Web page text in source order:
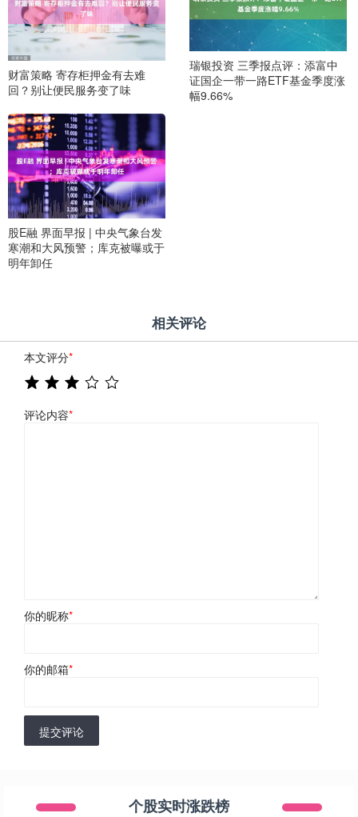
财富策略 寄存柜押金有去难
回？别让便民服务变了味
瑞银投资 三季报点评：添富中
证国企一带一路ETF基金季度涨
幅9.66%
股E融 界面早报 | 中央气象台发
寒潮和大风预警；库克被曝或于
明年卸任
相关评论
本文评分*
评论内容*
你的昵称*
你的邮箱*
提交评论
个股实时涨跌榜